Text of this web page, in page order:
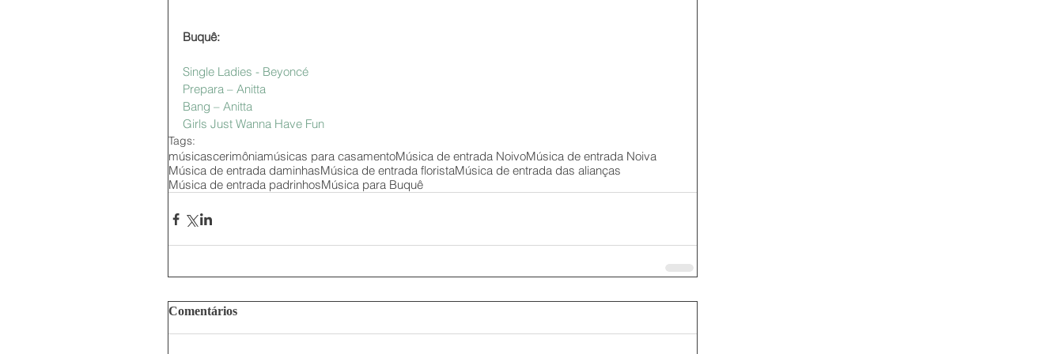
Buquê:
Single Ladies - Beyoncé
Prepara – Anitta
Bang – Anitta
Girls Just Wanna Have Fun
Tags:
músicascerimôniamúsicas para casamentoMúsica de entrada NoivoMúsica de entrada Noiva
Música de entrada daminhasMúsica de entrada floristaMúsica de entrada das alianças
Música de entrada padrinhosMúsica para Buquê
Comentários